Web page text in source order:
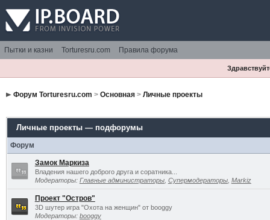
Пытки и казни Torturesru.com Правила форума
Форум Torturesru.com > Основная> Личные проекты
Личные проекты — подфорумы
Форум
Замок Маркиза
Владения нашего доброго друга и соратника...
Модераторы: Главные администраторы, Супермодераторы, Markiz
Проект "Остров"
3D шутер игра "Охота на женщин" от booggy
Модераторы: booggy